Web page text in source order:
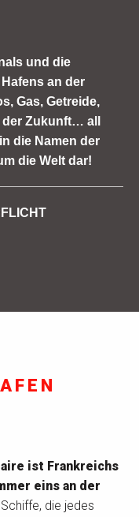
und die
an der
Gas, Getreide,
Zukunft… all
die Namen der
die Welt dar!
ist Frankreichs
eins an der
die jedes